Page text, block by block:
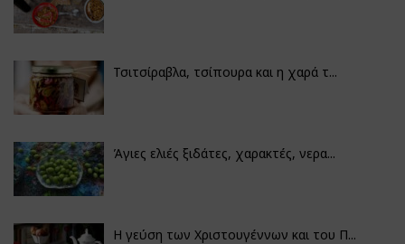
Τσιτσίραβλα, τσίπουρα και η χαρά τ...
Άγιες ελιές ξιδάτες, χαρακτές, νερα...
Η γεύση των Χριστουγέννων και του Π...